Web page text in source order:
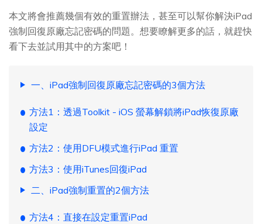
本文將會推薦幾個有效的重置辦法，甚至可以幫你解決iPad
強制回復原廠忘記密碼的問題。想要瞭解更多的話，就趕快
看下去並試用其中的方案吧！
一、iPad強制回復原廠忘記密碼的3個方法
方法1：透過Toolkit - iOS 螢幕解鎖將iPad恢復原廠
設定
方法2：使用DFU模式進行iPad 重置
方法3：使用iTunes回復iPad
二、iPad強制重置的2個方法
方法4：直接在設定重置iPad